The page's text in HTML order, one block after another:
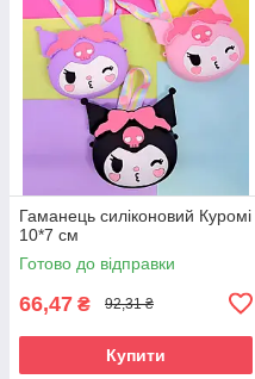
Гаманець силіконовий Куромі
10*7 см
Готово до відправки
66,47 ₴ 92,31 ₴
Купити